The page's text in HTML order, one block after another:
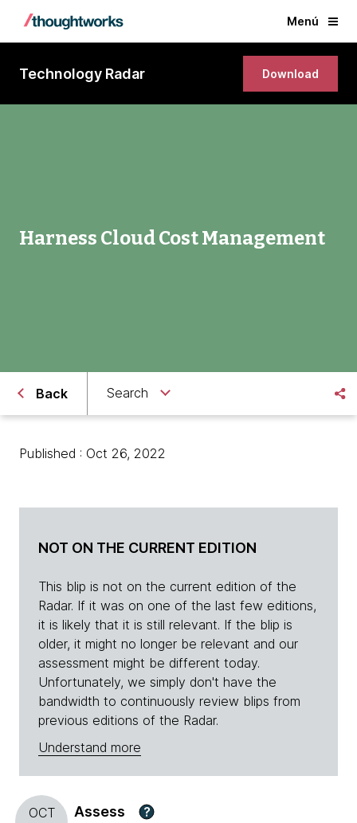
Menú
Technology Radar Download
Harness Cloud Cost Management
Back Search
Published : Oct 26, 2022
NOT ON THE CURRENT EDITION
This blip is not on the current edition of the
Radar. If it was on one of the last few editions,
it is likely that it is still relevant. If the blip is
older, it might no longer be relevant and our
assessment might be different today.
Unfortunately, we simply don't have the
bandwidth to continuously review blips from
previous editions of the Radar.
Understand more
OCT
Assess ?